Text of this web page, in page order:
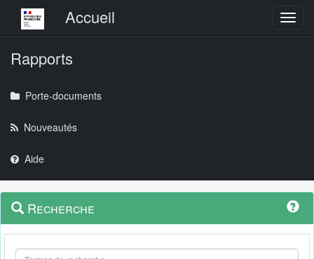
Menu principalAccueil
Rapports
Porte-documents
Nouveautés
Aide
Navigation
outils
Menu
contextuel
Recherche